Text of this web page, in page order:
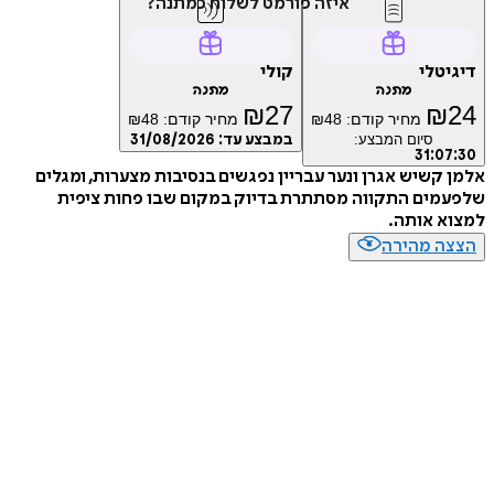
₪ מחיר קודם: ₪48
סיום המבצע:
31
₪ 27 מחיר קודם: ₪48
במבצע עד:31/08/2026
אגרן ונער עבריין נפגשים בנסיבות מצערות, ומגלים
התקווה מסתתרת בדיוק במקום שבו פחות ציפית
אותה.
מהירה